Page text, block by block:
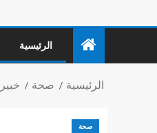
الرئيسية
الرئيسية صحة
صحة